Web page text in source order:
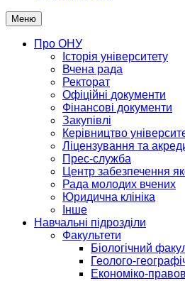
Меню
Про ОНУ
Історія університету
Вчена рада
Ректорат
Офіційні документи
Фінансові документи
Закупівлі
Керівництво
Ліцензування та
Прес-служба
Центр забезпечення
Рада молодих вчених
Юридична клініка
Інше
Навчальні підрозділи
Факультети
Біологічний
Геолого-
Економіко-